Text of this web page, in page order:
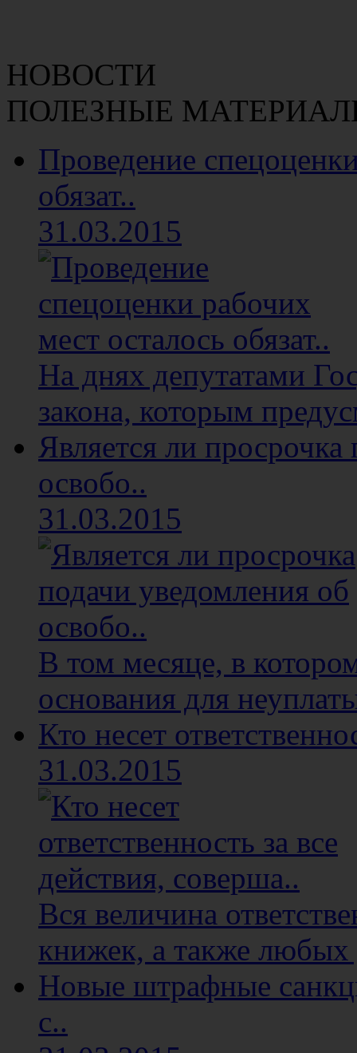
НОВОСТИ
ПОЛЕЗНЫЕ
Проведение
обязат..
31.03.2015
На днях депутатами
закона, которым
Является ли
освобо..
31.03.2015
В том месяце, в
основания для
Кто несет
31.03.2015
Вся величина
книжек, а также любых
Новые штрафные
с..